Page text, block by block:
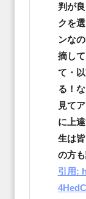
判が
クを
ンな
摘し
て・
る！
見て
に上
生は
の方
引用: